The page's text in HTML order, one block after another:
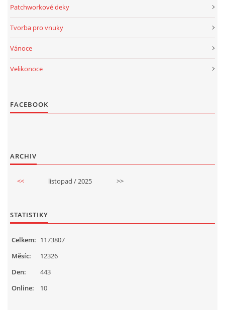
Patchworkové deky
Tvorba pro vnuky
Vánoce
Velikonoce
FACEBOOK
ARCHIV
<< listopad / 2025 >>
STATISTIKY
Online: 10
Celkem: 1173807
Měsíc:
12326
Den:
443